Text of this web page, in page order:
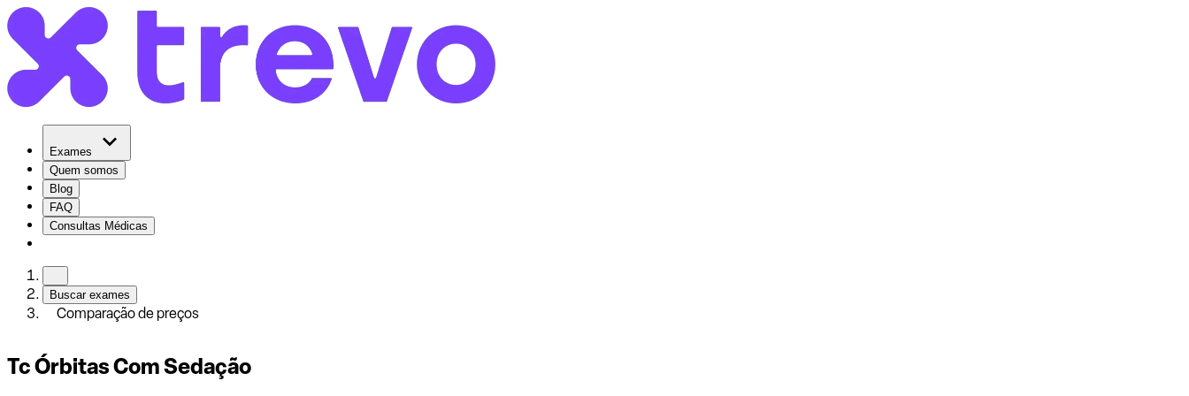
Exames
Quem somos
Blog
FAQ
Consultas Médicas
Buscar exames
Comparação de preços
Tc Órbitas Com Sedação